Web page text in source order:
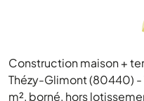
Construction maison +
Thézy-Glimont (80440)
m², borné, hors